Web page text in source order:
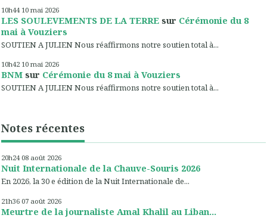
10h44 10 mai 2026
LES SOULEVEMENTS DE LA TERRE sur Cérémonie du 8
mai à Vouziers
SOUTIEN A JULIEN Nous réaffirmons notre soutien total à...
10h42 10 mai 2026
BNM sur Cérémonie du 8 mai à Vouziers
SOUTIEN A JULIEN Nous réaffirmons notre soutien total à...
Notes récentes
20h24 08 août 2026
Nuit Internationale de la Chauve-Souris 2026
En 2026, la 30 e édition de la Nuit Internationale de...
21h36 07 août 2026
Meurtre de la journaliste Amal Khalil au Liban...